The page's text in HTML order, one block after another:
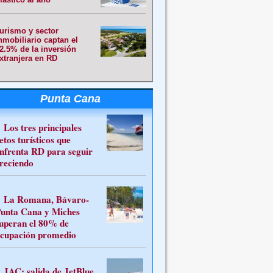
y sector
captan el
de la inversión
en RD
Punta Cana
Los tres principales
turísticos que
RD para seguir
La Romana, Bávaro-
Cana y Miches
el 80% de
promedio